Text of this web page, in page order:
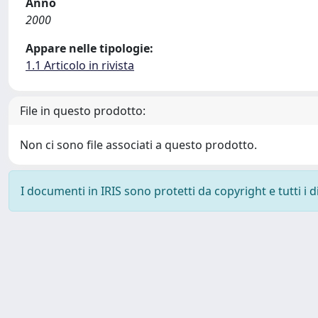
2000
Appare nelle tipologie:
1.1 Articolo in rivista
File in questo prodotto:
Non ci sono file associati a questo prodotto.
I documenti in IRIS sono protetti da copyright e tutti i